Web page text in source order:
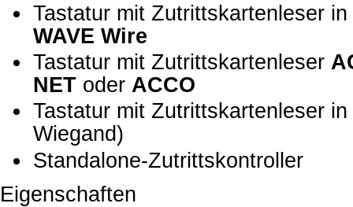
Tastatur mit Zutrittskartenleser
WAVE Wire
Tastatur mit Zutrittskartenleser
NET oder ACCO
Tastatur mit Zutrittskartenleser
Wiegand)
Standalone-Zutrittskontroller
Eigenschaften